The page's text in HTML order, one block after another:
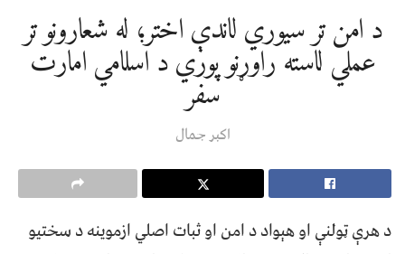
د امن تر سیوري لاندې اختر؛ له شعارونو تر
عملي لاسته راوړنو پوري د اسلامي امارت
سفر
اکبر جمال
د هرې ټولنې او هېواد د امن او ثبات اصلي ازموینه د سختیو